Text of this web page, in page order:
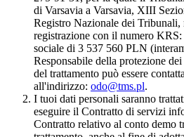
di Varsavia a Varsavia, XIII
Registro Nazionale dei
registrazione con il numero
sociale di 3 537 560 PLN
Responsabile della protezione
del trattamento può essere
all'indirizzo: odo@tms.pl.
I tuoi dati personali saranno
eseguire il Contratto di servizi
Contratto relativo al conto demo